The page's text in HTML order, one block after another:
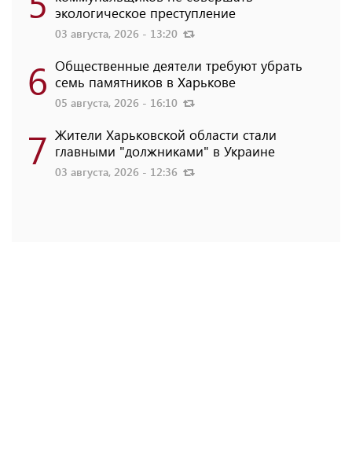
экологическое преступление
03 августа, 2026 - 13:20
6 Общественные деятели требуют убрать
семь памятников в Харькове
05 августа, 2026 - 16:10
7 Жители Харьковской области стали
главными "должниками" в Украине
03 августа, 2026 - 12:36